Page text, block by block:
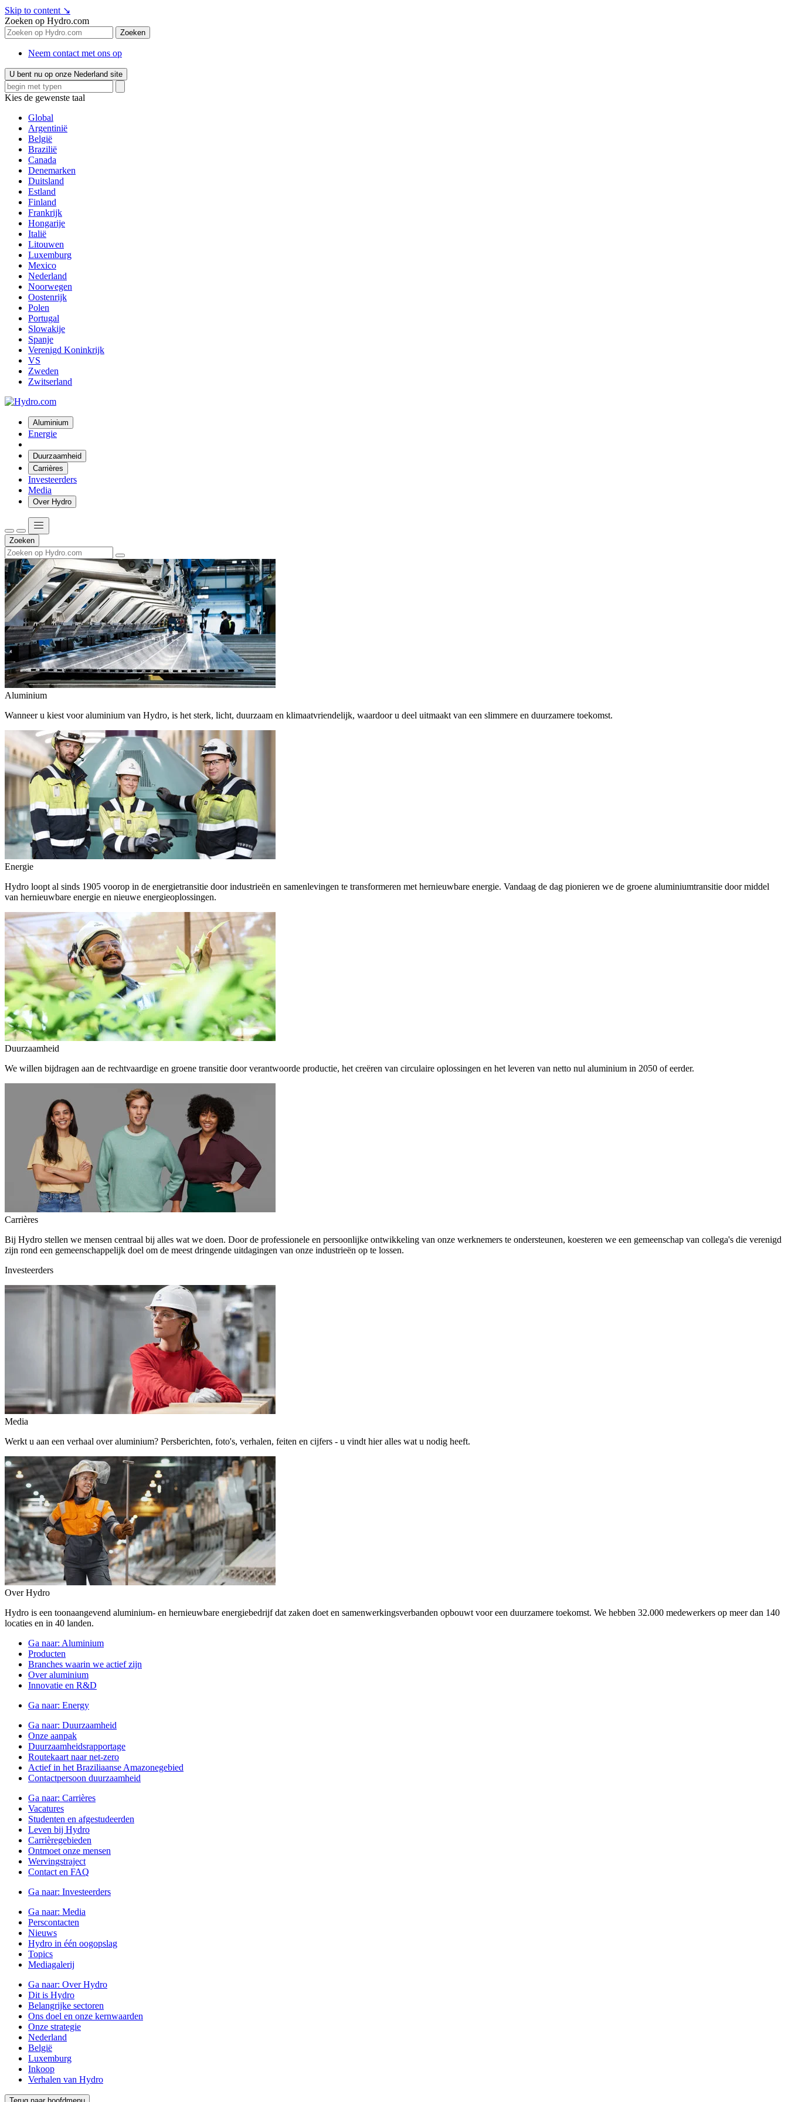
Skip to content ↘
Zoeken op Hydro.com
Zoeken
Neem contact met ons op
U bent nu op onze Nederland site
Kies de gewenste taal
Global
Argentinië
België
Brazilië
Canada
Denemarken
Duitsland
Estland
Finland
Frankrijk
Hongarije
Italië
Litouwen
Luxemburg
Mexico
Nederland
Noorwegen
Oostenrijk
Polen
Portugal
Slowakije
Spanje
Verenigd Koninkrijk
VS
Zweden
Zwitserland
Aluminium
Energie
Duurzaamheid
Carrières
Investeerders
Media
Over Hydro
Zoeken
Aluminium
Wanneer u kiest voor aluminium van Hydro, is het sterk, licht, duurzaam en klimaatvriendelijk, waardoor u deel uitmaakt van een slimmere en duurzamere toekomst.
Energie
Hydro loopt al sinds 1905 voorop in de energietransitie door industrieën en samenlevingen te transformeren met hernieuwbare energie. Vandaag de dag pionieren we de groene aluminiumtransitie door middel
van hernieuwbare energie en nieuwe energieoplossingen.
Duurzaamheid
We willen bijdragen aan de rechtvaardige en groene transitie door verantwoorde productie, het creëren van circulaire oplossingen en het leveren van netto nul aluminium in 2050 of eerder.
Carrières
Bij Hydro stellen we mensen centraal bij alles wat we doen. Door de professionele en persoonlijke ontwikkeling van onze werknemers te ondersteunen, koesteren we een gemeenschap van collega's die verenigd
zijn rond een gemeenschappelijk doel om de meest dringende uitdagingen van onze industrieën op te lossen.
Investeerders
Media
Werkt u aan een verhaal over aluminium? Persberichten, foto's, verhalen, feiten en cijfers - u vindt hier alles wat u nodig heeft.
Over Hydro
Hydro is een toonaangevend aluminium- en hernieuwbare energiebedrijf dat zaken doet en samenwerkingsverbanden opbouwt voor een duurzamere toekomst. We hebben 32.000 medewerkers op meer dan 140
locaties en in 40 landen.
Ga naar: Aluminium
Producten
Branches waarin we actief zijn
Over aluminium
Innovatie en R&D
Ga naar: Energy
Ga naar: Duurzaamheid
Onze aanpak
Duurzaamheidsrapportage
Routekaart naar net-zero
Actief in het Braziliaanse Amazonegebied
Contactpersoon duurzaamheid
Ga naar: Carrières
Vacatures
Studenten en afgestudeerden
Leven bij Hydro
Carrièregebieden
Ontmoet onze mensen
Wervingstraject
Contact en FAQ
Ga naar: Investeerders
Ga naar: Media
Perscontacten
Nieuws
Hydro in één oogopslag
Topics
Mediagalerij
Ga naar: Over Hydro
Dit is Hydro
Belangrijke sectoren
Ons doel en onze kernwaarden
Onze strategie
Nederland
België
Luxemburg
Inkoop
Verhalen van Hydro